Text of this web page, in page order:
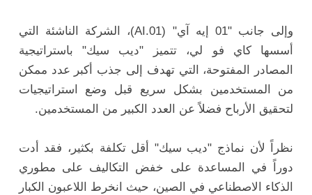
وإلى جانب "01 إيه آي" (01.AI)، الشركة الناشئة التي
أسسها كاي فو لي، تتميز "ديب سيك" باستراتيجية
المصادر المفتوحة، التي تهدف إلى جذب أكبر عدد ممكن
من المستخدمين بشكل سريع قبل وضع استراتيجيات
لتحقيق الأرباح فضلاً عن العدد الكبير من المستخدمين.
نظراً لأن نماذج "ديب سيك" أقل تكلفة بكثير، فقد أدت
دوراً في المساعدة على خفض التكاليف على مطوري
الذكاء الاصطناعي في الصين، حيث انخرط اللاعبون الكبار